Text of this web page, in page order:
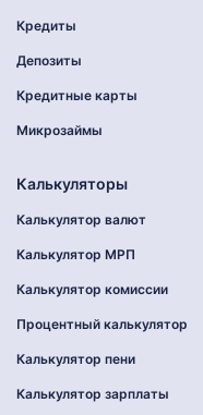
Кредиты
Депозиты
Кредитные карты
Микрозаймы
Калькуляторы
Калькулятор валют
Калькулятор МРП
Калькулятор комиссии
Процентный калькулятор
Калькулятор пени
Калькулятор зарплаты